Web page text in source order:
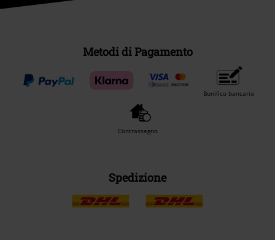
Metodi di Pagamento
Bonifico bancario
Contrassegno
Spedizione